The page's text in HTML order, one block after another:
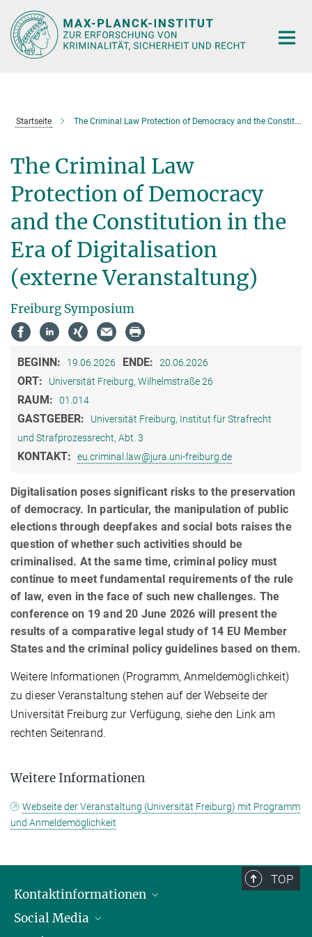
Hauptinhalt
Startseite The Criminal Law Protection of Democracy and the Constitution in the Era of Digitalisation (externe Veranstaltung)
The Criminal Law
Protection of Democracy
and the Constitution in the
Era of Digitalisation
(externe Veranstaltung)
Freiburg Symposium
BEGINN: 19.06.2026 ENDE: 20.06.2026
ORT: Universität Freiburg, Wilhelmstraße 26
RAUM: 01.014
GASTGEBER:
Universität Freiburg, Institut für Strafrecht
und Strafprozessrecht, Abt. 3
KONTAKT: eu.criminal.law@jura.uni-freiburg.de
Digitalisation poses significant risks to the preservation
of democracy. In particular, the manipulation of public
elections through deepfakes and social bots raises the
question of whether such activities should be
criminalised. At the same time, criminal policy must
continue to meet fundamental requirements of the rule
of law, even in the face of such new challenges. The
conference on 19 and 20 June 2026 will present the
results of a comparative legal study of 14 EU Member
States and the criminal policy guidelines based on them.
Weitere Informationen (Programm, Anmeldemöglichkeit)
zu dieser Veranstaltung stehen auf der Webseite der
Universität Freiburg zur Verfügung, siehe den Link am
rechten Seitenrand.
Weitere Informationen
Webseite der Veranstaltung (Universität Freiburg) mit Programm
und Anmeldemöglichkeit
TOP
Kontaktinformationen
Öffnungszeiten & Anfahrt
Social Media